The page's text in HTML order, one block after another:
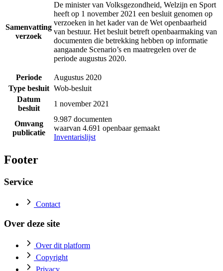
Samenvatting
verzoek
De minister van Volksgezondheid, Welzijn en Sport
heeft op 1 november 2021 een besluit genomen op
verzoeken in het kader van de Wet openbaarheid
van bestuur. Het besluit betreft openbaarmaking van
documenten die betrekking hebben op informatie
aangaande Scenario’s en maatregelen over de
periode augustus 2020.
Periode
Augustus 2020
Type besluit Wob-besluit
Datum
besluit
1 november 2021
Omvang
publicatie
9.987 documenten
waarvan 4.691 openbaar gemaakt
Inventarislijst
Footer
Service
Contact
Over deze site
Over dit platform
Copyright